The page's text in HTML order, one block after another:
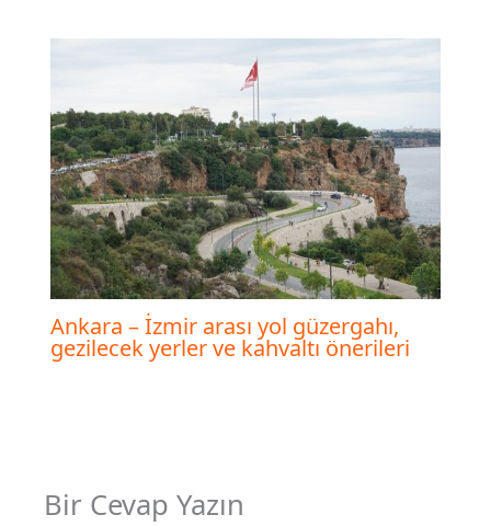
Ankara – İzmir arası yol güzergahı,
gezilecek yerler ve kahvaltı önerileri
Bir Cevap Yazın